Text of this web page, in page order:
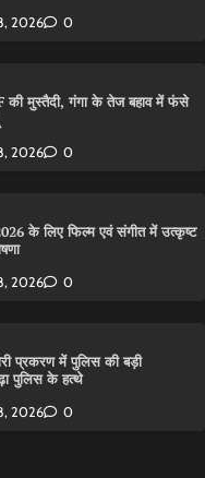
2026 0
की मुस्तैदी, गंगा के तेज बहाव में फंसे
2026 0
के लिए फिल्म एवं संगीत में उत्कृष्ट
2026 0
प्रकरण में पुलिस की बड़ी
पुलिस के हत्थे
2026 0